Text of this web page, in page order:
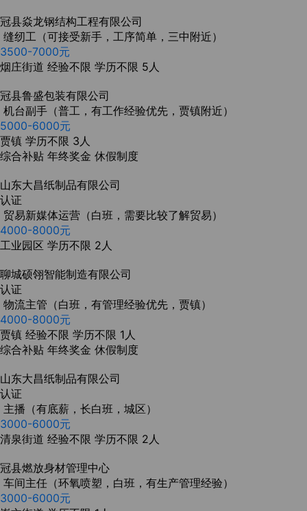
冠县焱龙钢结构工程有限公司
缝纫工（可接受新手，工序简单，三中附近）
3500-7000元
烟庄街道 经验不限 学历不限 5人
冠县鲁盛包装有限公司
机台副手（普工，有工作经验优先，贾镇附近）
5000-6000元
贾镇 学历不限 3人
综合补贴 年终奖金 休假制度
山东大昌纸制品有限公司
认证
贸易新媒体运营（白班，需要比较了解贸易）
4000-8000元
工业园区 学历不限 2人
聊城硕翎智能制造有限公司
认证
物流主管（白班，有管理经验优先，贾镇）
4000-8000元
贾镇 经验不限 学历不限 1人
综合补贴 年终奖金 休假制度
山东大昌纸制品有限公司
认证
主播（有底薪，长白班，城区）
3000-6000元
清泉街道 经验不限 学历不限 2人
冠县燃放身材管理中心
车间主任（环氧喷塑，白班，有生产管理经验）
3000-6000元